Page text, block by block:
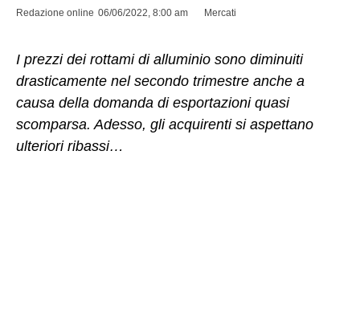
Redazione online 06/06/2022, 8:00 am Mercati
I prezzi dei rottami di alluminio sono diminuiti
drasticamente nel secondo trimestre anche a
causa della domanda di esportazioni quasi
scomparsa. Adesso, gli acquirenti si aspettano
ulteriori ribassi…